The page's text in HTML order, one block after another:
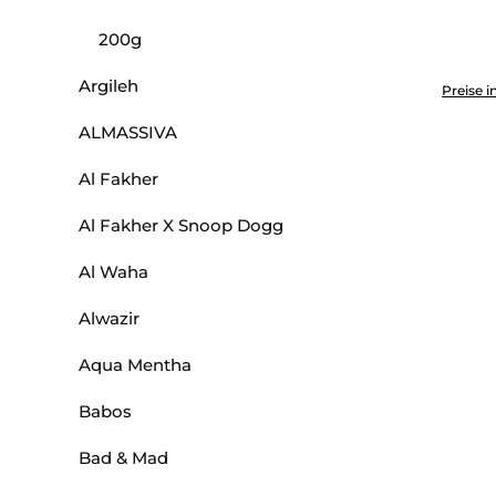
200g
Argileh
ALMASSIVA
Al Fakher
Al Fakher X Snoop Dogg
Al Waha
Alwazir
Aqua Mentha
Babos
Bad & Mad
Preise